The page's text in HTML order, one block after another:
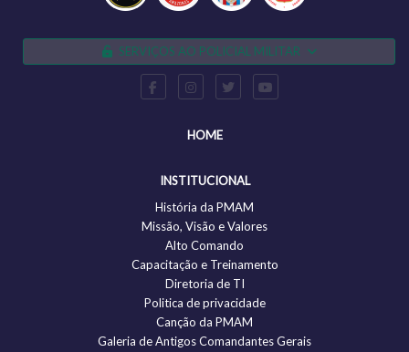
SERVIÇOS AO POLICIAL MILITAR
HOME
INSTITUCIONAL
História da PMAM
Missão, Visão e Valores
Alto Comando
Capacitação e Treinamento
Diretoria de TI
Politica de privacidade
Canção da PMAM
Galeria de Antigos Comandantes Gerais